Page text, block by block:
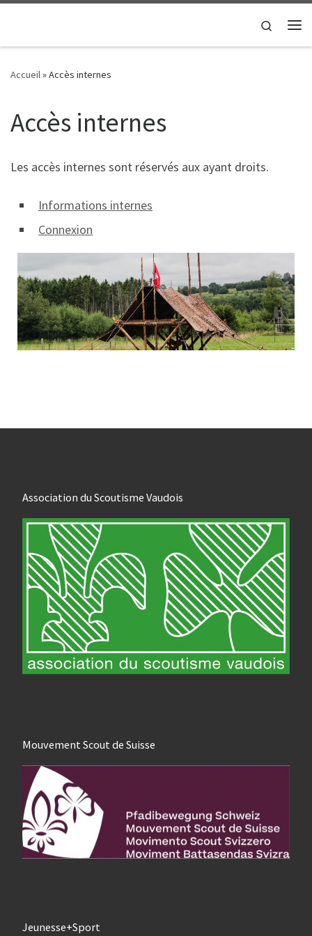
Search
Accueil»Accès internes
Accès internes
Les accès internes sont réservés aux ayant droits.
Informations internes
Connexion
Association du Scoutisme Vaudois
Mouvement Scout de Suisse
Jeunesse+Sport